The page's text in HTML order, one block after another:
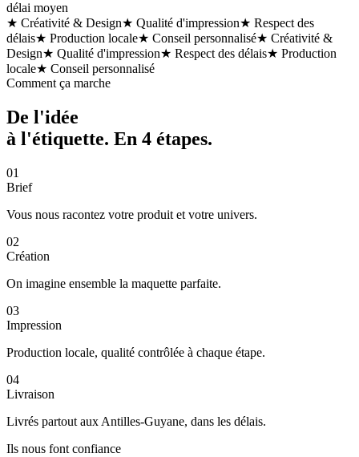
délai moyen
★ Créativité & Design★ Qualité d'impression★ Respect des
délais★ Production locale★ Conseil personnalisé★ Créativité &
Design★ Qualité d'impression★ Respect des délais★ Production
locale★ Conseil personnalisé
Comment ça marche
De l'idée
à l'étiquette. En 4 étapes.
01
Brief
Vous nous racontez votre produit et votre univers.
02
Création
On imagine ensemble la maquette parfaite.
03
Impression
Production locale, qualité contrôlée à chaque étape.
04
Livraison
Livrés partout aux Antilles-Guyane, dans les délais.
Ils nous font confiance